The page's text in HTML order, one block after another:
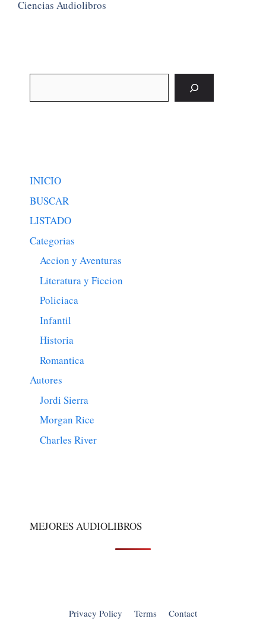
Ciencias Audiolibros
INICIO
BUSCAR
LISTADO
Categorias
Accion y Aventuras
Literatura y Ficcion
Policiaca
Infantil
Historia
Romantica
Autores
Jordi Sierra
Morgan Rice
Charles River
MEJORES AUDIOLIBROS
Privacy Policy Terms Contact